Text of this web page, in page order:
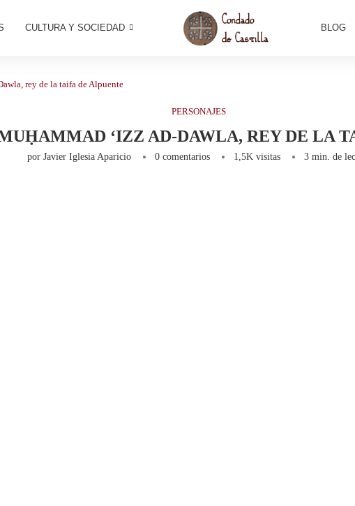
CULTURA Y SOCIEDAD BLOG
rey de la taifa de Alpuente
PERSONAJES
‘IZZ AD-DAWLA, REY DE LA
por Javier Iglesia Aparicio 0 comentarios 1,5Kvisitas 3 min. de